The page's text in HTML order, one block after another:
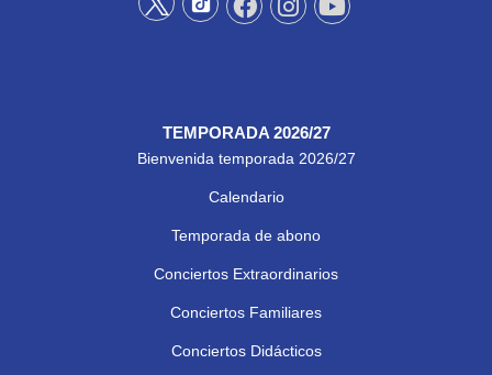
TEMPORADA 2026/27
Bienvenida temporada 2026/27
Calendario
Temporada de abono
Conciertos Extraordinarios
Conciertos Familiares
Conciertos Didácticos